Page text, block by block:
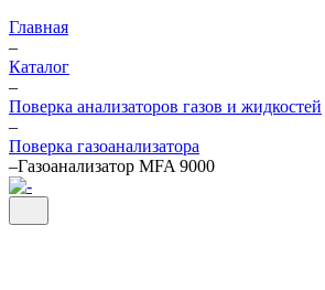
Главная
–
Каталог
–
Поверка анализаторов газов и жидкостей
–
Поверка газоанализатора
–Газоанализатор MFA 9000